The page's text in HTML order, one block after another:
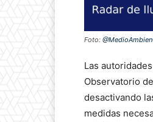
Foto:
Las
Observatorio
desactivando
medidas